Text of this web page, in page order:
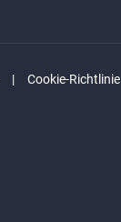
Cookie-Richtlinie